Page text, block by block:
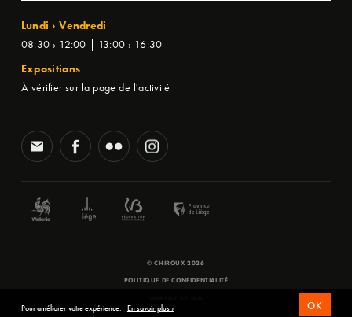
Lundi › Vendredi
08:30 › 12:00 | 13:00 › 16:30
Expositions
À vérifier sur la page de l'activité
© CHIROUX 2026
POLITIQUE DE CONFIDENTIALITÉ
Pour améliorer votre expérience. En savoir plus › OK